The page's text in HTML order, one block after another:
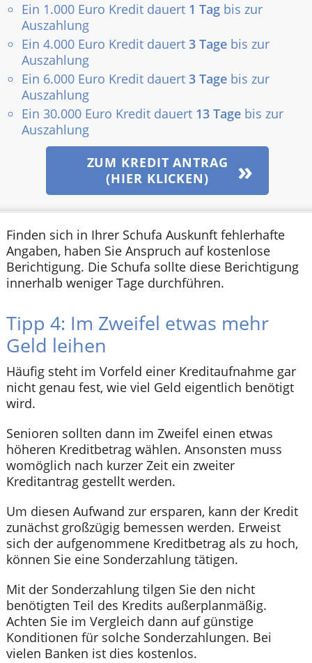
Ein 1.000 Euro Kredit dauert 1 Tag bis zur
Auszahlung
Ein 4.000 Euro Kredit dauert3 Tage bis zur
Auszahlung
Ein 6.000 Euro Kredit dauert3 Tage bis zur
Auszahlung
Ein 30.000 Euro Kredit dauert 13 Tage bis zur
Auszahlung
ZUM KREDIT ANTRAG
(HIER KLICKEN)
Finden sich in Ihrer Schufa Auskunft fehlerhafte
Angaben, haben Sie Anspruch auf kostenlose
Berichtigung. Die Schufa sollte diese Berichtigung
innerhalb weniger Tage durchführen.
Tipp 4: Im Zweifel etwas mehr
Geld leihen
Häufig steht im Vorfeld einer Kreditaufnahme gar
nicht genau fest, wie viel Geld eigentlich benötigt
wird.
Senioren sollten dann im Zweifel einen etwas
höheren Kreditbetrag wählen. Ansonsten muss
womöglich nach kurzer Zeit ein zweiter
Kreditantrag gestellt werden.
Um diesen Aufwand zur ersparen, kann der Kredit
zunächst großzügig bemessen werden. Erweist
sich der aufgenommene Kreditbetrag als zu hoch,
können Sie eine Sonderzahlung tätigen.
Mit der Sonderzahlung tilgen Sie den nicht
benötigten Teil des Kredits außerplanmäßig.
Achten Sie im Vergleich dann auf günstige
Konditionen für solche Sonderzahlungen. Bei
vielen Banken ist dies kostenlos.